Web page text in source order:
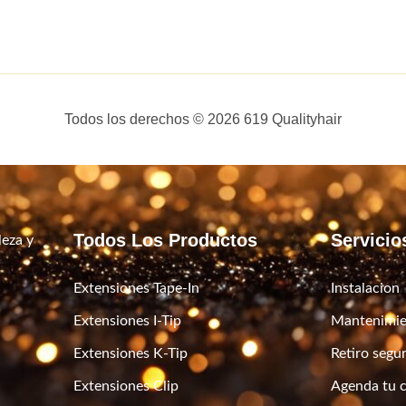
Todos los derechos © 2026 619 Qualityhair
y
Todos Los Productos
Extensiones Tape-In
Extensiones I-Tip
Extensiones K-Tip
Extensiones Clip
Instalacion
Retiro
Agenda tu